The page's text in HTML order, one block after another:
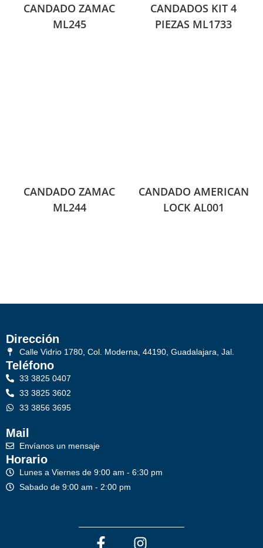
CANDADO ZAMAC
ML245
CANDADOS KIT 4
PIEZAS ML1733
CANDADO ZAMAC
ML244
CANDADO AMERICAN
LOCK AL001
Dirección
Calle Vidrio 1780, Col. Moderna, 44190, Guadalajara, Jal.
Teléfono
33 3825 0407
33 3825 3602
33 3856 3695
Mail
Envíanos un mensaje
Horario
Lunes a Viernes de 9:00 am - 6:30 pm
Sabado de 9:00 am - 2:00 pm